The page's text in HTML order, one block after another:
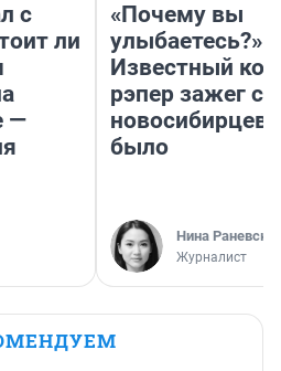
с
ли
—
«Почему вы
улыбаетесь?»
Известный
рэпер зажег с
новосибирцев:
было
Нина
Журналист